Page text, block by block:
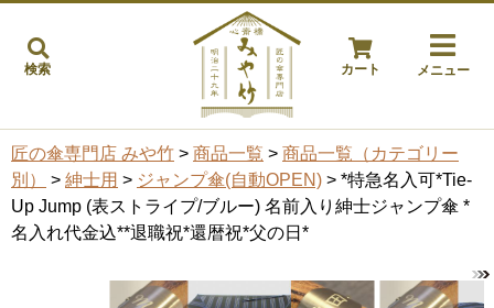
検索 カート メニュー
匠の傘専門店 みや竹 > 商品一覧 > 商品一覧（カテゴリー
別）
> 紳士用 > ジャンプ傘(自動OPEN) > *特急名入可*Tie-
Up Jump (表ストライプ/ブルー) 名前入り紳士ジャンプ傘 *
名入れ代金込**退職祝*還暦祝*父の日*